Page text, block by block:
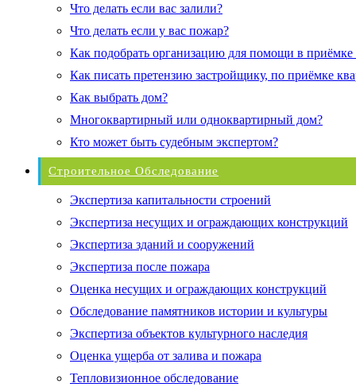
Что делать если вас залили?
Что делать если у вас пожар?
Как подобрать организацию для помощи в приёмке
Как писать претензию застройщику, по приёмке
Как выбрать дом?
Многоквартирный или одноквартирный дом?
Кто может быть судебным экспертом?
Строительное Обследование
Экспертиза капитальности строений
Экспертиза несущих и ограждающих конструкций
Экспертиза зданий и сооружений
Экспертиза после пожара
Оценка несущих и ограждающих конструкций
Обследование памятников истории и культуры
Экспертиза объектов культурного наследия
Оценка ущерба от залива и пожара
Тепловизионное обследование